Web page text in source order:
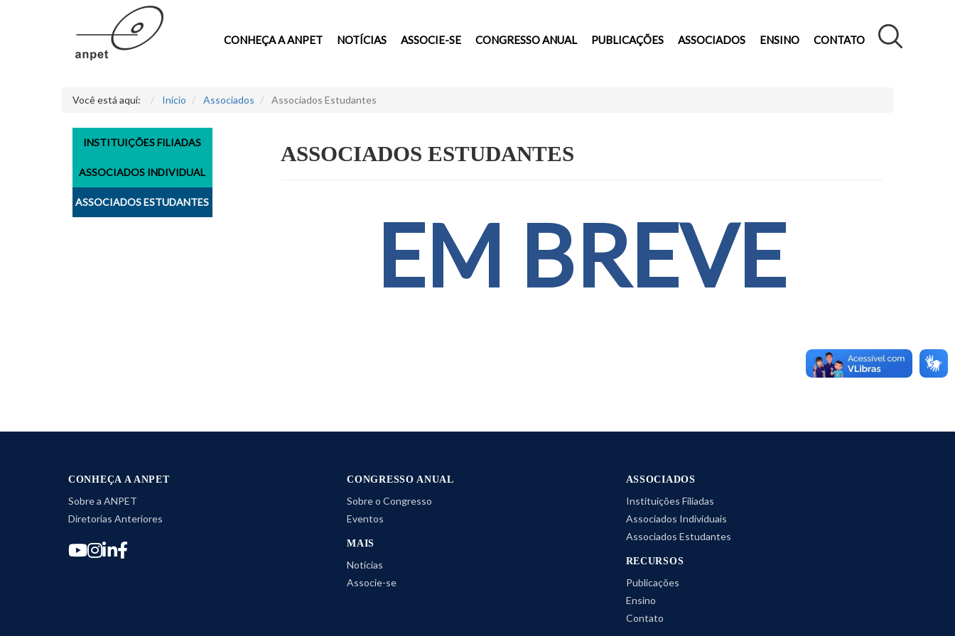
CONHEÇA A ANPET NOTÍCIAS ASSOCIE-SE CONGRESSO ANUAL PUBLICAÇÕES ASSOCIADOS ENSINO CONTATO
Você está aqui: Início Associados Associados Estudantes
INSTITUIÇÕES FILIADAS
ASSOCIADOS INDIVIDUAL
ASSOCIADOS ESTUDANTES
ASSOCIADOS ESTUDANTES
EM BREVE
CONHEÇA A ANPET
Sobre a ANPET
Diretorias Anteriores
CONGRESSO ANUAL
Sobre o Congresso
Eventos
MAIS
Notícias
Associe-se
ASSOCIADOS
Instituições Filiadas
Associados Individuais
Associados Estudantes
RECURSOS
Publicações
Ensino
Contato